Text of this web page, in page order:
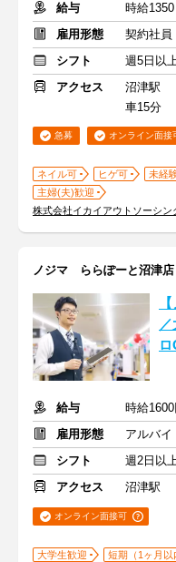
給与
時給
雇用形態
契約社員
シフト
週5日以
アクセス
沼津駅
車15分
急募 オンライン面接
ネイル可 ヒゲ可 未経
主婦(夫)歓迎
株式会社イカイアウトソーシン
ノジマ ららぽーと沼津店
ロ
給与
時給
雇用形態
アルバイ
シフト
週2日以
アクセス
沼津駅
オンライン面接可
大学生歓迎 短期（1ヶ月以